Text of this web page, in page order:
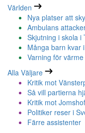
Världen
Nya platser att
Ambulans
Skjutning i skola i
Många barn kvar
Varning för
Alla Väljare
Kritik mot
Så vill partierna
Kritik mot Jomshof
Politiker reser i
Färre assistenter